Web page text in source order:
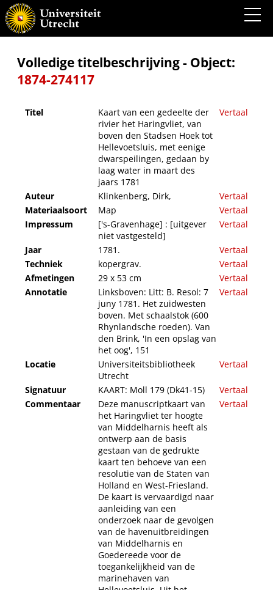
Kaart van een gedeelte der rivier het Haringvliet, van boven den Stadsen Hoek tot
Hellevoetsluis, met eenige dwarspeilingen, gedaan by laag water in maart des jaars
1781
Volledige titelbeschrijving - Object:
1874-274117
Titel
Kaart van een gedeelte der
rivier het Haringvliet, van
boven den Stadsen Hoek tot
Hellevoetsluis, met eenige
dwarspeilingen, gedaan by
laag water in maart des
jaars 1781
Vertaal
Auteur Klinkenberg, Dirk,
Vertaal
Materiaalsoort
Map
Vertaal
Impressum
['s-Gravenhage] : [uitgever
niet vastgesteld]
Vertaal
Jaar 1781.
Vertaal
Techniek
kopergrav.
Vertaal
Afmetingen
29 x 53 cm
Vertaal
Annotatie
Linksboven: Litt: B. Resol: 7
juny 1781. Het zuidwesten
boven. Met schaalstok (600
Rhynlandsche roeden). Van
den Brink, 'In een opslag van
het oog', 151
Vertaal
Locatie
Universiteitsbibliotheek
Utrecht
Vertaal
Signatuur KAART: Moll 179 (Dk41-15)
Vertaal
Commentaar
Deze manuscriptkaart van
het Haringvliet ter hoogte
van Middelharnis heeft als
ontwerp aan de basis
gestaan van de gedrukte
kaart ten behoeve van een
resolutie van de Staten van
Holland en West-Friesland.
De kaart is vervaardigd naar
aanleiding van een
onderzoek naar de gevolgen
van de havenuitbreidingen
van Middelharnis en
Goedereede voor de
toegankelijkheid van de
marinehaven van
Vertaal